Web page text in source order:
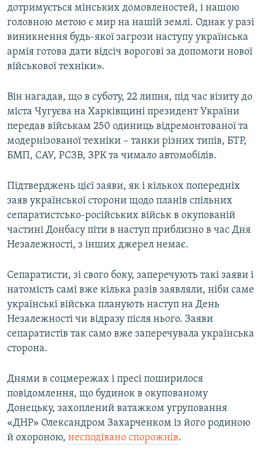
дотримується мінських домовленостей, і нашою
головною метою є мир на нашій землі. Однак у разі
виникнення будь-якої загрози наступу українська
армія готова дати відсіч ворогові за допомоги нової
військової техніки».
Він нагадав, що в суботу, 22 липня, під час візиту до
міста Чугуєва на Харківщині президент України
передав військам 250 одиниць відремонтованої та
модернізованої техніки – танки різних типів, БТР,
БМП, САУ, РСЗВ, ЗРК та чимало автомобілів.
Підтверджень цієї заяви, як і кількох попередніх
заяв української сторони щодо планів спільних
сепаратистсько-російських військ в окупованій
частині Донбасу піти в наступ приблизно в час Дня
Незалежності, з інших джерел немає.
Сепаратисти, зі свого боку, заперечують такі заяви і
натомість самі вже кілька разів заявляли, ніби саме
українські війська планують наступ на День
Незалежності чи відразу після нього. Заяви
сепаратистів так само вже заперечувала українська
сторона.
Днями в соцмережах і пресі поширилося
повідомлення, що будинок в окупованому
Донецьку, захоплений ватажком угруповання
«ДНР» Олександром Захарченком із його родиною
й охороною, несподівано спорожнів.